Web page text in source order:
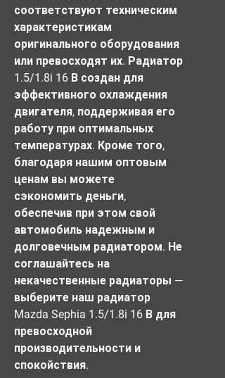
соответствуют техническим
характеристикам
оригинального оборудования
или превосходят их. Радиатор
1.5/1.8i 16 В создан для
эффективного охлаждения
двигателя, поддерживая его
работу при оптимальных
температурах. Кроме того,
благодаря нашим оптовым
ценам вы можете
сэкономить деньги,
обеспечив при этом свой
автомобиль надежным и
долговечным радиатором. Не
соглашайтесь на
некачественные радиаторы —
выберите наш радиатор
Mazda Sephia 1.5/1.8i 16 В для
превосходной
производительности и
спокойствия.